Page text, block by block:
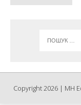
Copyright 2026 | MH